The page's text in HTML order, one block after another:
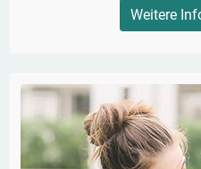
Weitere